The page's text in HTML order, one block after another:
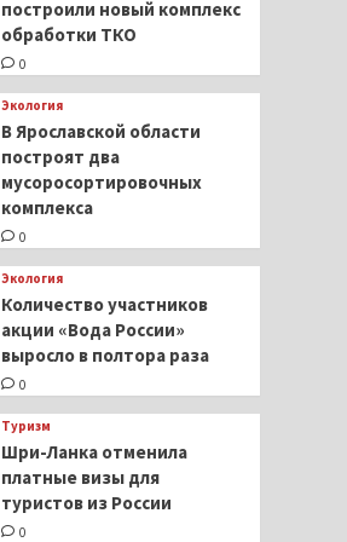
построили новый комплекс
обработки ТКО
0
Экология
В Ярославской области
построят два
мусоросортировочных
комплекса
0
Экология
Количество участников
акции «Вода России»
выросло в полтора раза
0
Туризм
Шри-Ланка отменила
платные визы для
туристов из России
0